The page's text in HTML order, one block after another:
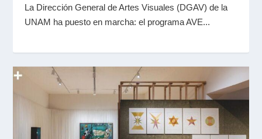
La Dirección General de Artes Visuales (DGAV) de la
UNAM ha puesto en marcha: el programa AVE...